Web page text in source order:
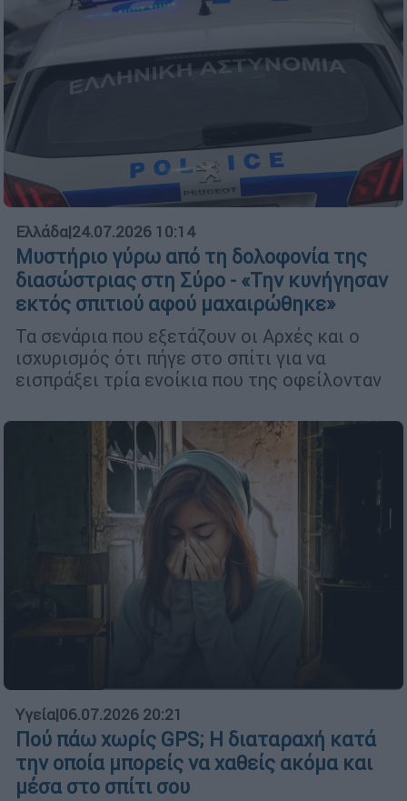
Ελλάδα|24.07.2026 10:14
Μυστήριο γύρω από τη δολοφονία της
διασώστριας στη Σύρο - «Την κυνήγησαν
εκτός σπιτιού αφού μαχαιρώθηκε»
Τα σενάρια που εξετάζουν οι Αρχές και ο
ισχυρισμός ότι πήγε στο σπίτι για να
εισπράξει τρία ενοίκια που της οφείλονταν
Υγεία|06.07.2026 20:21
Πού πάω χωρίς GPS; Η διαταραχή κατά
την οποία μπορείς να χαθείς ακόμα και
μέσα στο σπίτι σου